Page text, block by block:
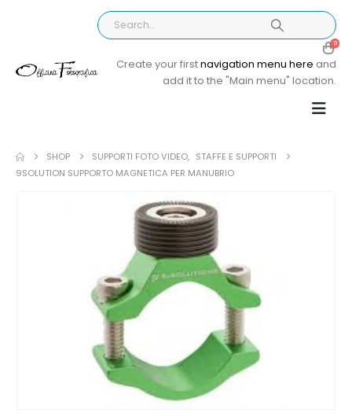
0
Create your firstnavigation menu here and
add it to the "Main menu" location.
SHOP SUPPORTI FOTO VIDEO, STAFFE E SUPPORTI
9SOLUTION SUPPORTO MAGNETICA PER MANUBRIO